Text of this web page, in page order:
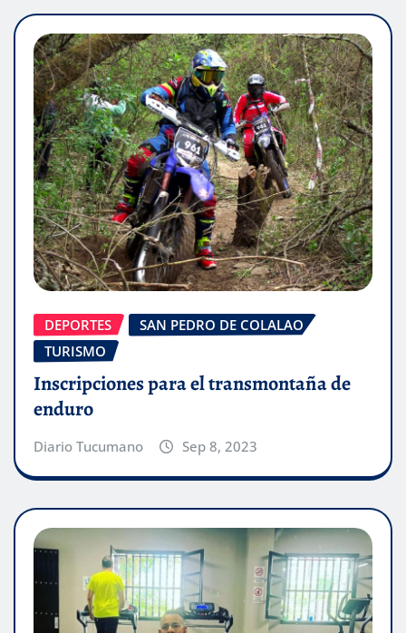
DEPORTES
SAN PEDRO DE COLALAO
TURISMO
Inscripciones para el transmontaña de
enduro
Diario Tucumano Sep 8, 2023